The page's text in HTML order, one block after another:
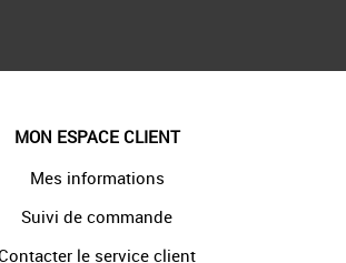
MON ESPACE CLIENT
Mes informations
Suivi de commande
le service client